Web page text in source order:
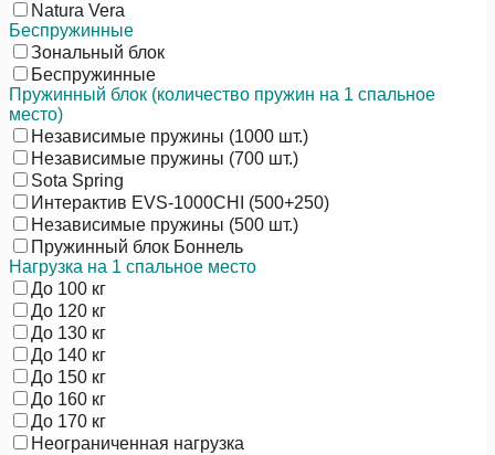
Natura Vera
Беспружинные
Зональный блок
Беспружинные
Пружинный блок (количество пружин на 1 спальное
место)
Независимые пружины (1000 шт.)
Независимые пружины (700 шт.)
Sota Spring
Интерактив EVS-1000CHI (500+250)
Независимые пружины (500 шт.)
Пружинный блок Боннель
Нагрузка на 1 спальное место
До 100 кг
До 120 кг
До 130 кг
До 140 кг
До 150 кг
До 160 кг
До 170 кг
Неограниченная нагрузка